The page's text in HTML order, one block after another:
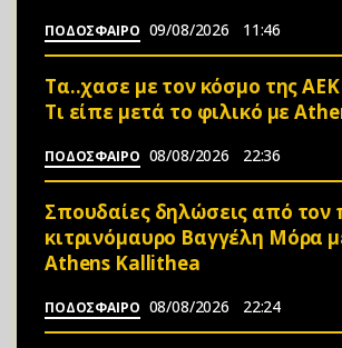
ΠΟΔΟΣΦΑΙΡΟ 09/08/2026 11:46
Τα..χασε με τον κόσμο της ΑΕΚ
Τι είπε μετά το φιλικό με
ΠΟΔΟΣΦΑΙΡΟ 08/08/2026 22:36
Σπουδαίες δηλώσεις από
κιτρινόμαυρο Βαγγέλη Μόρα
Athens Kallithea
ΠΟΔΟΣΦΑΙΡΟ 08/08/2026 22:24